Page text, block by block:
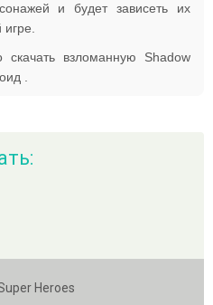
и будет зависеть их
взломанную Shadow
.
Heroes